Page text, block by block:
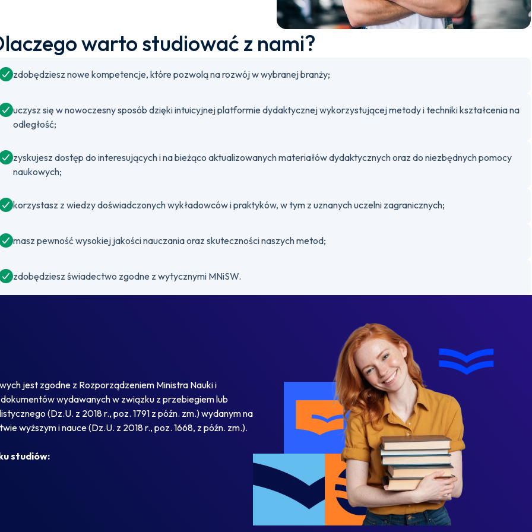
warto studiować z nami?
zdobędziesz nowe kompetencje, które pozwolą na rozwój w wybranej branży;
uczysz się w nowoczesny sposób dzięki intuicyjnej platformie dydaktycznej wykorzystującej metody i techniki kształcenia na
odległość;
zyskujesz dostęp do interesujących i na bieżąco aktualizowanych materiałów dydaktycznych oraz do niezbędnych pomocy
naukowych;
korzystasz z wiedzy doświadczonych wykładowców i praktyków, w tym z uznanych uczelni zagranicznych;
masz pewność wysokiej jakości nauczania oraz skuteczności naszych metod;
zdobędziesz świadectwo zgodne z wytycznymi MNiSW.
jest zgodne z Rozporządzeniem Ministra Nauki i
wydawanych w związku z przebiegiem lub
(Dz.U. z 2018 r., poz. 1791 z późn. zm.) wydanym na
wyższym i nauce (Dz.U. z 2018 r., poz. 1668, z późn. zm.).
studiów: